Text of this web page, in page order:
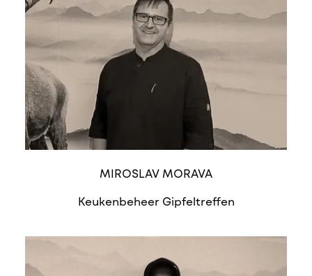
MIROSLAV MORAVA
Keukenbeheer Gipfeltreffen